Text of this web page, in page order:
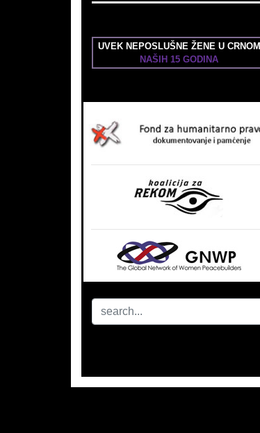
UVEK NEPOSLUŠNE ŽENE U CRNOM
NAŠIH 15 GODINA